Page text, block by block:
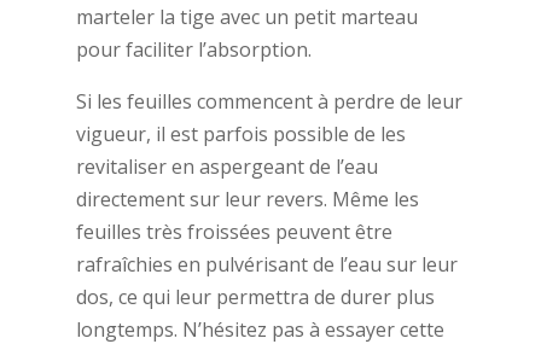
marteler la tige avec un petit marteau
pour faciliter l’absorption.
Si les feuilles commencent à perdre de leur
vigueur, il est parfois possible de les
revitaliser en aspergeant de l’eau
directement sur leur revers. Même les
feuilles très froissées peuvent être
rafraîchies en pulvérisant de l’eau sur leur
dos, ce qui leur permettra de durer plus
longtemps. N’hésitez pas à essayer cette